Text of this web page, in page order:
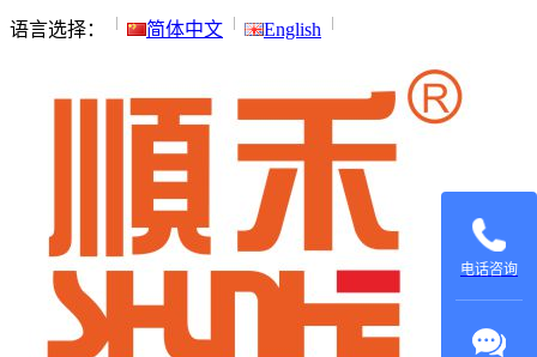
语言选择： 简体中文 English
电话咨询